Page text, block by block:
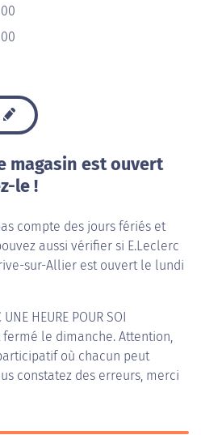
magasin est ouvert
le !
compte des jours fériés et
aussi vérifier si E.Leclerc
sur-Allier est ouvert le lundi
UNE HEURE POUR SOI
fermé le dimanche. Attention,
où chacun peut
constatez des erreurs, merci